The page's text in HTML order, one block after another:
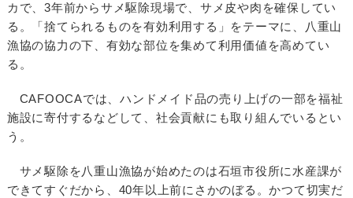
カで、3年前からサメ駆除現場で、サメ皮や肉を確保してい
る。「捨てられるものを有効利用する」をテーマに、八重山
漁協の協力の下、有効な部位を集めて利用価値を高めてい
る。
CAFOOCAでは、ハンドメイド品の売り上げの一部を福祉
施設に寄付するなどして、社会貢献にも取り組んでいるとい
う。
サメ駆除を八重山漁協が始めたのは石垣市役所に水産課が
できてすぐだから、40年以上前にさかのぼる。かつて切実だ